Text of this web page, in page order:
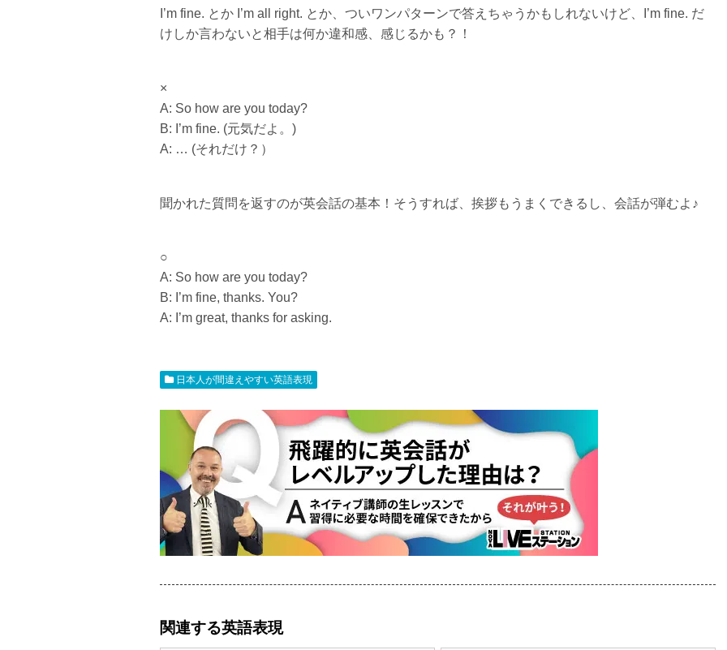
I’m fine. とか I’m all right. とか、ついワンパターンで答えちゃうかもしれないけど、I’m fine. だ
けしか言わないと相手は何か違和感、感じるかも？！
×
A: So how are you today?
B: I’m fine. (元気だよ。)
A: … (それだけ？）
聞かれた質問を返すのが英会話の基本！そうすれば、挨拶もうまくできるし、会話が弾むよ♪
○
A: So how are you today?
B: I’m fine, thanks. You?
A: I’m great, thanks for asking.
日本人が間違えやすい英語表現
関連する英語表現